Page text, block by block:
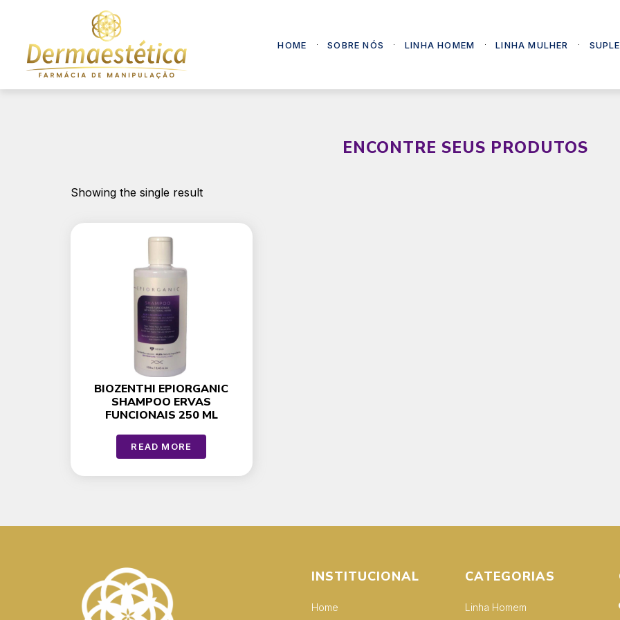
HOME SOBRE NÓS LINHA HOMEM LINHA MULHER
ENCONTRE SEUS PRODUTOS
Showing the single result
BIOZENTHI EPIORGANIC
SHAMPOO ERVAS
FUNCIONAIS 250 ML
READ MORE
INSTITUCIONAL
Home
CATEGORIAS
Linha Homem